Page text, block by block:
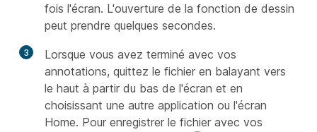
fois l'écran. L'ouverture de la fonction de dessin
peut prendre quelques secondes.
3
Lorsque vous avez terminé avec vos
annotations, quittez le fichier en balayant vers
le haut à partir du bas de l'écran et en
choisissant une autre application ou l'écran
Home. Pour enregistrer le fichier avec vos